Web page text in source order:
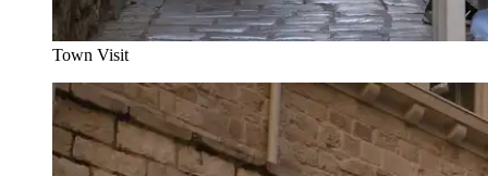
Town Visit